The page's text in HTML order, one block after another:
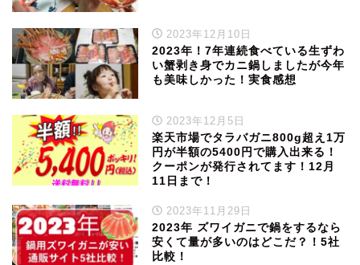
2023年12月10日
2023年！7年連続食べている生ずわ
い蟹剥き身でカニ鍋しましたが今年
も美味しかった！実食感想
2023年12月5日
楽天市場でタラバガニ800g超え1万
円が半額の5400円で購入出来る！
クーポンが発行されてます！12月
11日まで！
2023年11月29日
2023年 ズワイガニで鍋をするなら
安くて量が多いのはどこだ？！5社
比較！